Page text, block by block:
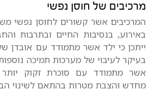
מרכיבים של חוסן נפשי
המרכיבים אשר קשורים לחוסן נפשי
באירוע, בנסיבות החיים ובתרבות
ייתכן כי ילד אשר מתמודד עם אובדן
בעיקר לעיבוי של מערכות תמיכה
אשר מתמודד עם סוכרת זקוק יותר
מחדש והצבת מטרות בהתאם לשינוי